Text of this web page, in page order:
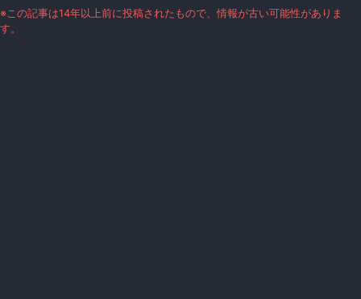
※この記事は14年以上前に投稿されたもので、情報が古い可能性がありま
す。